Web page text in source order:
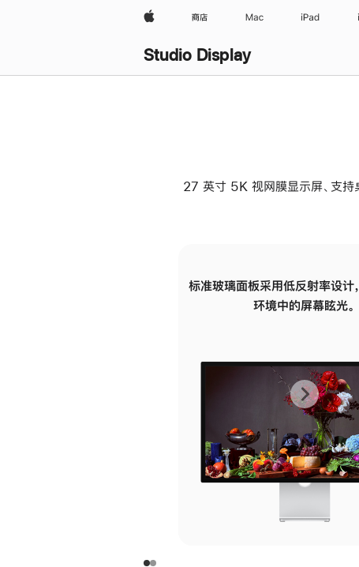
Apple 商店 Mac iPad
Studio Display
27 英寸 5K 视网膜显示屏、支
标准玻璃面板采用低反射率设计
环境中的屏幕眩光。
上
一
张
图
下
一
张
图